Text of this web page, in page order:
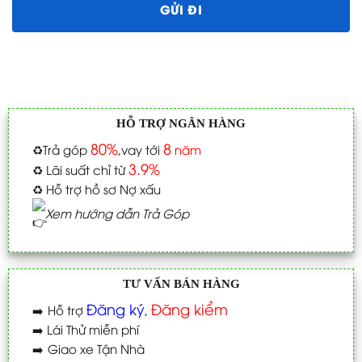
HỖ TRỢ NGÂN HÀNG
♻️Trả góp 80%,vay tới 8năm
♻️ Lãi suất chỉ từ3.9%
♻️ Hỗ trợ hồ sơ Nợ xấu
Xem hướng dẫn Trả Góp
TƯ VẤN BÁN HÀNG
➡️ Hỗ trợ Đăng ký, Đăng kiểm
➡️ Lái Thử miễn phí
➡️ Giao xe Tận Nhà